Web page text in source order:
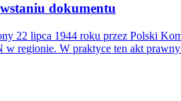
dokumentu
22 lipca 1944 roku przez Polski
w regionie. W praktyce ten akt